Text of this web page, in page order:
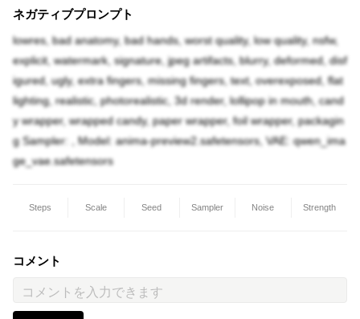
ネガティブプロンプト
lowres, bad anatomy, bad hands, worst quality, low quality, nsfw,
explicit, watermark, signature, jpeg artifacts, blurry, deformed, disf
igured, ugly, extra fingers, missing fingers, text, overexposed, flat
lighting, realistic, photorealistic, 3d render, lollipop in mouth, cand
y wrapper, wrapped candy, paper wrapper, foil wrapper, packagin
g Sampler: , Model: anima-preview2.safetensors, VAE: qwen_ima
ge_vae.safetensors
Steps Scale Seed Sampler Noise Strength
コメント